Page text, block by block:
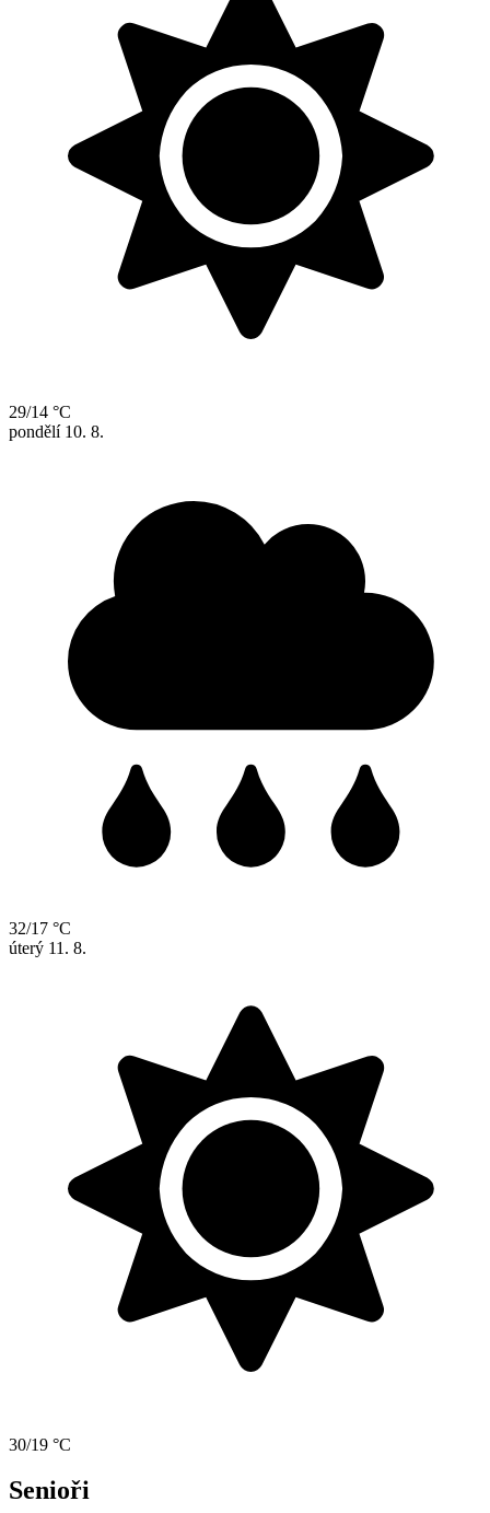
29/14 °C
pondělí 10. 8.
32/17 °C
úterý 11. 8.
30/19 °C
Senioři